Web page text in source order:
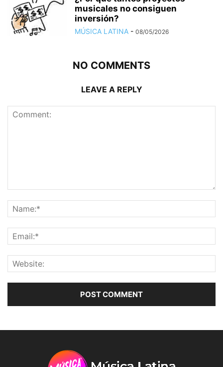
musicales no consiguen
inversión?
MÚSICA LATINA - 08/05/2026
NO COMMENTS
LEAVE A REPLY